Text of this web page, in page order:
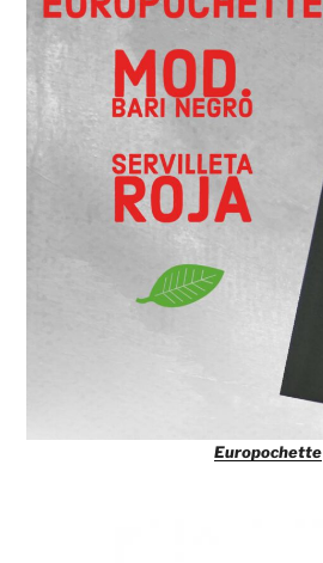
Europochette